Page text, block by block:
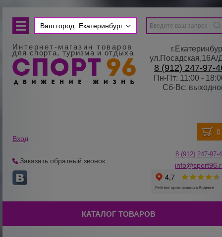
Ваш город: Екатеринбург
Интернет-магазин товаров
для спорта, туризма и отдыха
8 (912) 247-97-
Пн-Пт: 11:00 -
Сб-Вс:
Вход
Заказать обратный звонок
8 (912) 247-97-
КАТАЛОГ ТОВАРОВ